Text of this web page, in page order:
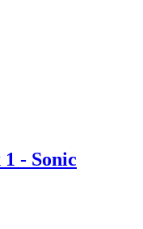
- Sonic